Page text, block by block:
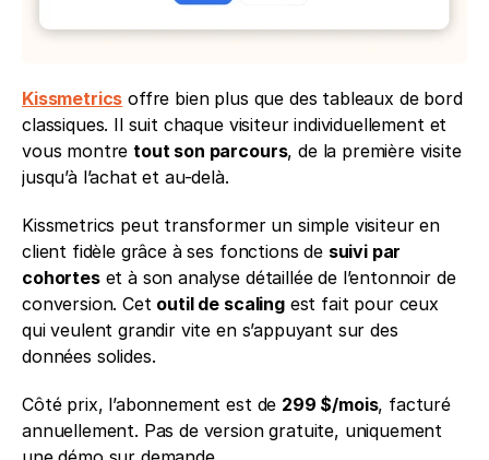
Kissmetrics offre bien plus que des tableaux de bord
classiques. Il suit chaque visiteur individuellement et
vous montre tout son parcours, de la première visite
jusqu’à l’achat et au-delà.
Kissmetrics peut transformer un simple visiteur en
client fidèle grâce à ses fonctions de suivi par
cohortes et à son analyse détaillée de l’entonnoir de
conversion. Cet outil de scaling est fait pour ceux
qui veulent grandir vite en s’appuyant sur des
données solides.
Côté prix, l’abonnement est de 299 $/mois, facturé
annuellement. Pas de version gratuite, uniquement